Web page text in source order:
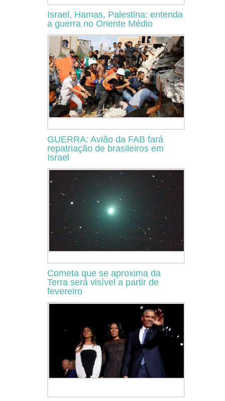
Israel, Hamas, Palestina: entenda
a guerra no Oriente Médio
GUERRA: Avião da FAB fará
repatriação de brasileiros em
Israel
Cometa que se aproxima da
Terra será visível a partir de
fevereiro